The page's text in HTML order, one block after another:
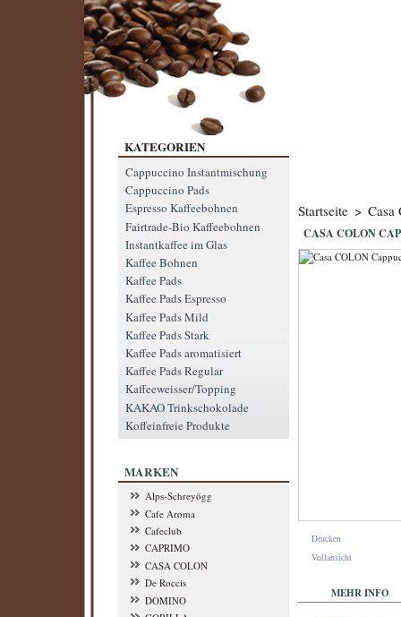
KATEGORIEN
Cappuccino Instantmischung
Cappuccino Pads
Espresso Kaffeebohnen
Fairtrade-Bio Kaffeebohnen
Instantkaffee im Glas
Kaffee Bohnen
Kaffee Pads
Kaffee Pads Espresso
Kaffee Pads Mild
Kaffee Pads Stark
Kaffee Pads aromatisiert
Kaffee Pads Regular
Kaffeeweisser/Topping
KAKAO Trinkschokolade
Koffeinfreie Produkte
MARKEN
Alps-Schreyögg
Cafe Aroma
Cafeclub
CAPRIMO
CASA COLON
De Roccis
DOMINO
Startseite > Casa
CASA COLON
Drucken
Vollansicht
MEHR INFO